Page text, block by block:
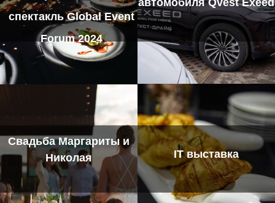
спектакль Global Event
Forum 2024
автомобиля Qvest Exeed
Свадьба Маргариты и
Николая
IT выставка